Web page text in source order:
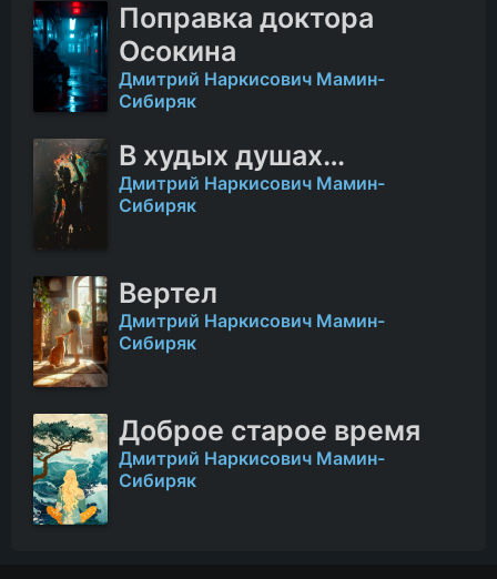
Поправка доктора
Осокина
Дмитрий Наркисович Мамин-
Сибиряк
В худых душах…
Дмитрий Наркисович Мамин-
Сибиряк
Вертел
Дмитрий Наркисович Мамин-
Сибиряк
Доброе старое время
Дмитрий Наркисович Мамин-
Сибиряк